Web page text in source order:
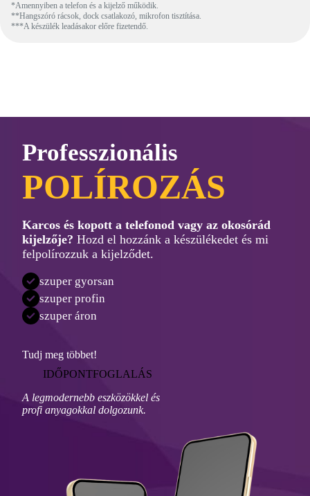
*Amennyiben a telefon és a kijelző működik.
**Hangszóró rácsok, dock csatlakozó, mikrofon tisztítása.
***A készülék leadásakor előre fizetendő.
Professzionális
POLÍROZÁS
Karcos és kopott a telefonod vagy az okosórád
kijelzője? Hozd el hozzánk a készülékedet és mi
felpolírozzuk a kijelződet.
szuper gyorsan
szuper profin
szuper áron
Tudj meg többet!
IDŐPONTFOGLALÁS
A legmodernebb eszközökkel és
profi anyagokkal dolgozunk.